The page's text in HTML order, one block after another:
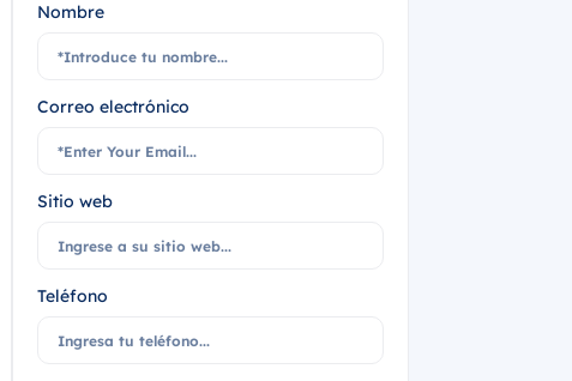
Nombre
Correo electrónico
Sitio web
Teléfono